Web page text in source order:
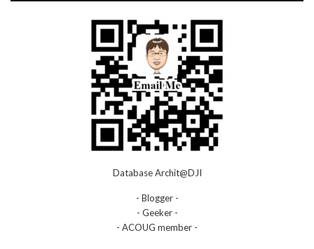
Database Archit@DJI
- Blogger -
- Geeker -
- ACOUG member -